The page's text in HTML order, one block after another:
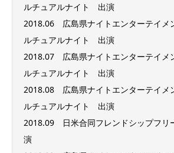
ルチュアルナイト 出演
2018.06 広島県ナイトエンターテイ
ルチュアルナイト 出演
2018.07 広島県ナイトエンターテイ
ルチュアルナイト 出演
2018.08 広島県ナイトエンターテイ
ルチュアルナイト 出演
2018.09 日米合同フレンドシップフ
演